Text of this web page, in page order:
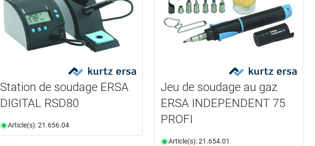
Station de soudage ERSA
DIGITAL RSD80
Article(s): 21.656.04
Jeu de soudage au gaz
ERSA INDEPENDENT 75
PROFI
Article(s): 21.654.01